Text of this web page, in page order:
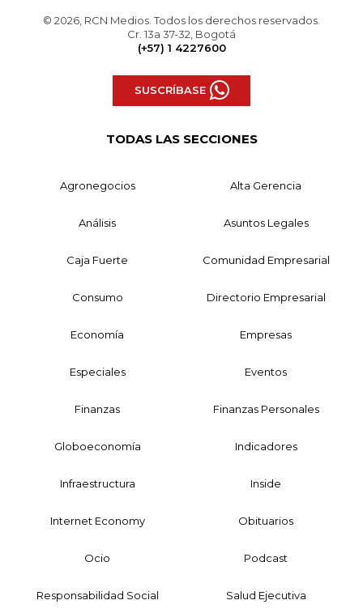
© 2026, RCN Medios. Todos los derechos reservados.
Cr. 13a 37-32, Bogotá
(+57) 1 4227600
SUSCRÍBASE
TODAS LAS SECCIONES
Agronegocios Alta Gerencia
Análisis Asuntos Legales
Caja Fuerte Comunidad Empresarial
Consumo Directorio Empresarial
Economía Empresas
Especiales Eventos
Finanzas Finanzas Personales
Globoeconomía Indicadores
Infraestructura Inside
Internet Economy Obituarios
Ocio Podcast
Responsabilidad Social Salud Ejecutiva